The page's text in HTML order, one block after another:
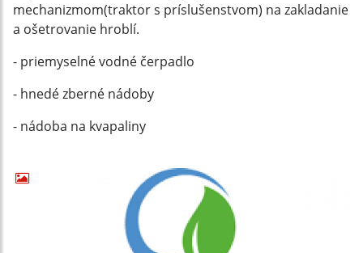
mechanizmom(traktor s príslušenstvom) na zakladanie
a ošetrovanie hroblí.
- priemyselné vodné čerpadlo
- hnedé zberné nádoby
- nádoba na kvapaliny